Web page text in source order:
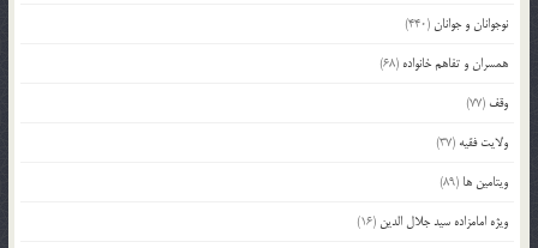
نوجوانان و جوانان(440)
همسران و تفاهم خانواده (68)
وقف (77)
ولایت فقیه (37)
ویتامین ها (89)
ویژه امامزاده سید جلال الدین (16)